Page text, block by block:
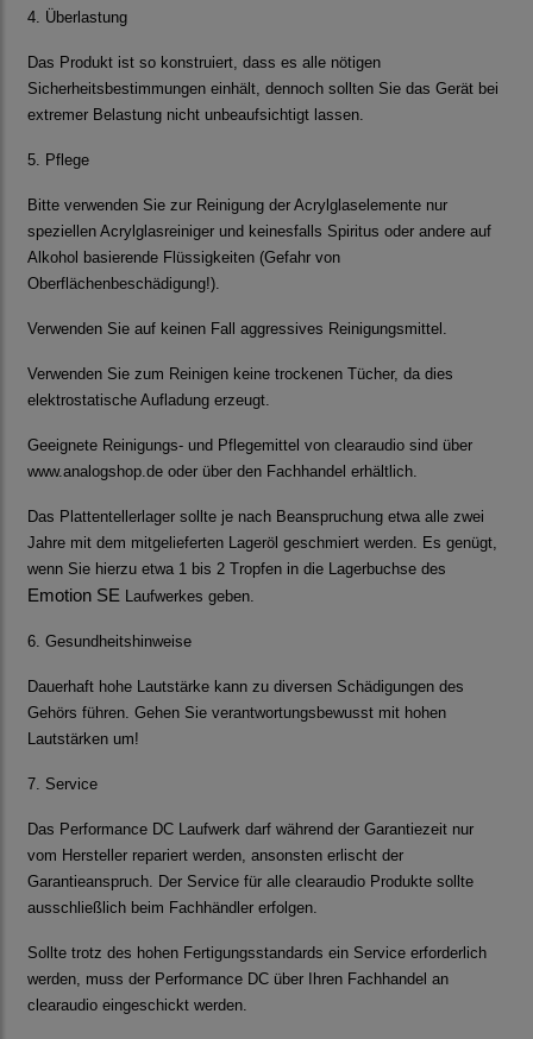
4. Überlastung
Das Produkt ist so konstruiert, dass es alle nötigen
Sicherheitsbestimmungen einhält, dennoch sollten Sie das Gerät bei
extremer Belastung nicht unbeaufsichtigt lassen.
5. Pflege
Bitte verwenden Sie zur Reinigung der Acrylglaselemente nur
speziellen Acrylglasreiniger und keinesfalls Spiritus oder andere auf
Alkohol basierende Flüssigkeiten (Gefahr von
Oberflächenbeschädigung!).
Verwenden Sie auf keinen Fall aggressives Reinigungsmittel.
Verwenden Sie zum Reinigen keine trockenen Tücher, da dies
elektrostatische Aufladung erzeugt.
Geeignete Reinigungs- und Pflegemittel von clearaudio sind über
www.analogshop.de oder über den Fachhandel erhältlich.
Das Plattentellerlager sollte je nach Beanspruchung etwa alle zwei
Jahre mit dem mitgelieferten Lageröl geschmiert werden. Es genügt,
wenn Sie hierzu etwa 1 bis 2 Tropfen in die Lagerbuchse des
Emotion SE Laufwerkes geben.
6. Gesundheitshinweise
Dauerhaft hohe Lautstärke kann zu diversen Schädigungen des
Gehörs führen. Gehen Sie verantwortungsbewusst mit hohen
Lautstärken um!
7. Service
Das Performance DC Laufwerk darf während der Garantiezeit nur
vom Hersteller repariert werden, ansonsten erlischt der
Garantieanspruch. Der Service für alle clearaudio Produkte sollte
ausschließlich beim Fachhändler erfolgen.
Sollte trotz des hohen Fertigungsstandards ein Service erforderlich
werden, muss der Performance DC über Ihren Fachhandel an
clearaudio eingeschickt werden.